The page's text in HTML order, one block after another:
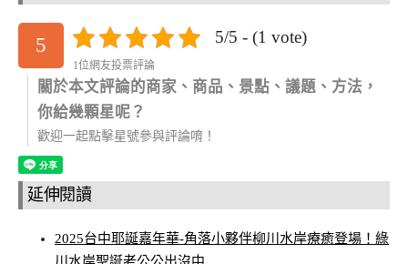
5 5/5 - (1 vote)
1位網友投票評論
關於本文評論的商家、商品、景點、議題、方法，
你給幾顆星呢？
歡迎一起點擊星號參與評論唷！
延伸閱讀
2025台中耶誕嘉年華-角落小夥伴柳川水岸療癒登場！綠